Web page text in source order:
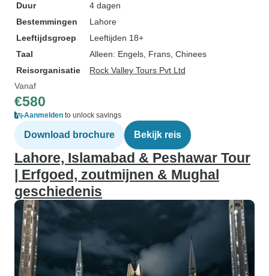
Duur
4 dagen
Bestemmingen
Lahore
Leeftijdsgroep
Leeftijden 18+
Taal
Alleen: Engels, Frans, Chinees
Reisorganisatie
Rock Valley Tours Pvt Ltd
Vanaf
€580
Aanmelden to unlock savings
Download brochure Bekijk reis
Lahore, Islamabad & Peshawar Tour
| Erfgoed, zoutmijnen & Mughal
geschiedenis